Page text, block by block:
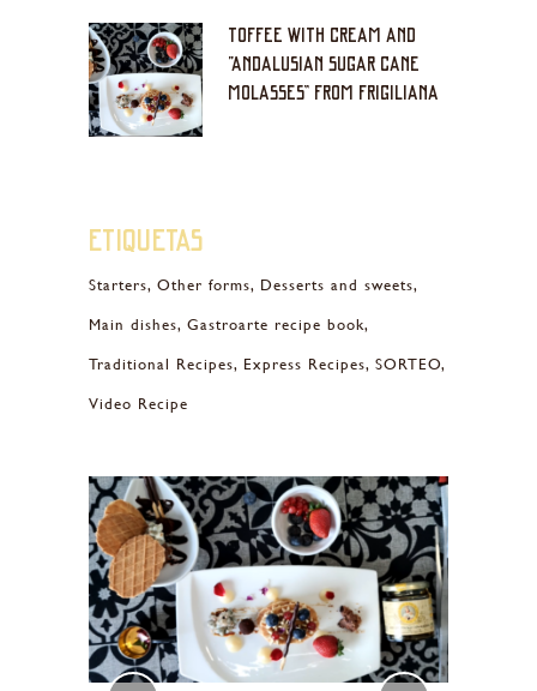
TOFFEE WITH CREAM AND
“ANDALUSIAN SUGAR CANE
MOLASSES” FROM FRIGILIANA
Etiquetas
Starters Other forms Desserts and sweets
Main dishes Gastroarte recipe book
Traditional Recipes Express Recipes SORTEO
Video Recipe